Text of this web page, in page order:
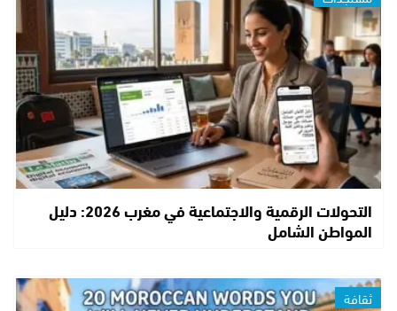
التحولات الرقمية والاجتماعية في مغرب 2026: دليل
المواطن الشامل
ثقافة